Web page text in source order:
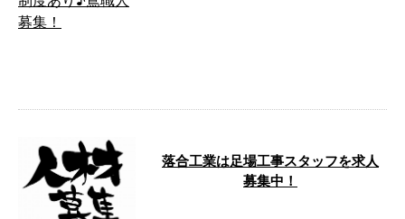
落合工業は足場工事スタッフを求人
募集中！